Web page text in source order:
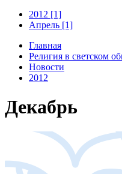
2012 [1]
Апрель [1]
Главная
Религия в светском
Новости
2012
Декабрь